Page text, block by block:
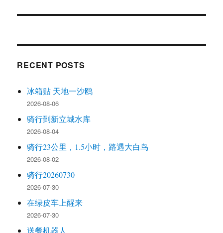
RECENT POSTS
冰箱贴 天地一沙鸥
2026-08-06
骑行到新立城水库
2026-08-04
骑行23公里，1.5小时，路遇大白鸟
2026-08-02
骑行20260730
2026-07-30
在绿皮车上醒来
2026-07-30
送餐机器人